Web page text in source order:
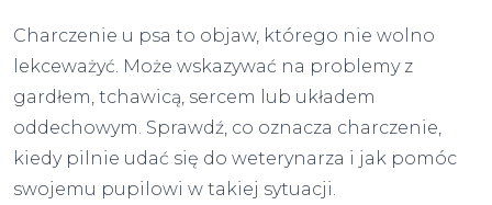
Charczenie u psa to objaw, którego nie wolno
lekceważyć. Może wskazywać na problemy z
gardłem, tchawicą, sercem lub układem
oddechowym. Sprawdź, co oznacza charczenie,
kiedy pilnie udać się do weterynarza i jak pomóc
swojemu pupilowi w takiej sytuacji.